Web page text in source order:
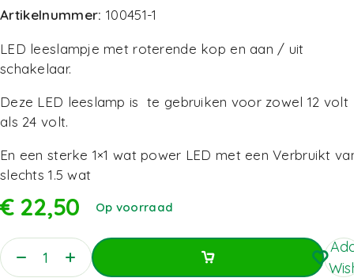
Artikelnummer:100451-1
LED leeslampje met roterende kop en aan / uit
schakelaar.
Deze LED leeslamp is te gebruiken voor zowel 12 volt
als 24 volt.
En een sterke 1×1 wat power LED met een Verbruikt
slechts 1.5 wat
€22,50 Op voorraad